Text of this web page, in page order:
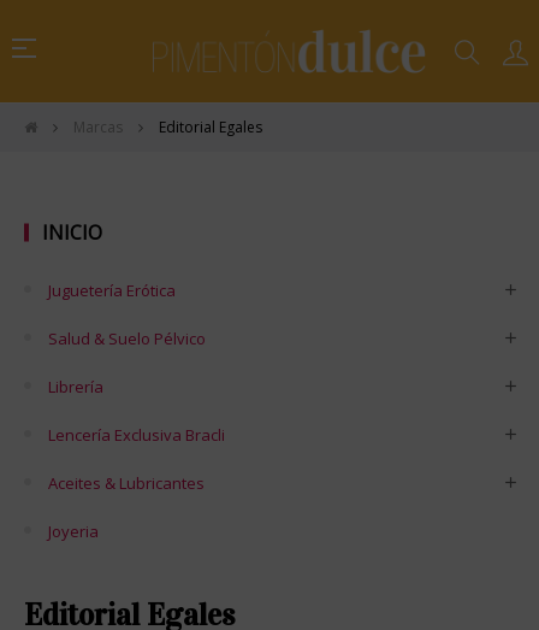
Navegación
palanca
☰
Marcas Editorial Egales
INICIO
Juguetería Erótica
Salud & Suelo Pélvico
Librería
Lencería Exclusiva Bracli
Aceites & Lubricantes
Joyeria
Editorial Egales